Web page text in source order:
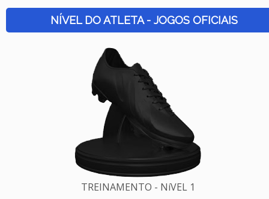
NÍVEL DO ATLETA - JOGOS OFICIAIS
TREINAMENTO - NíVEL 1